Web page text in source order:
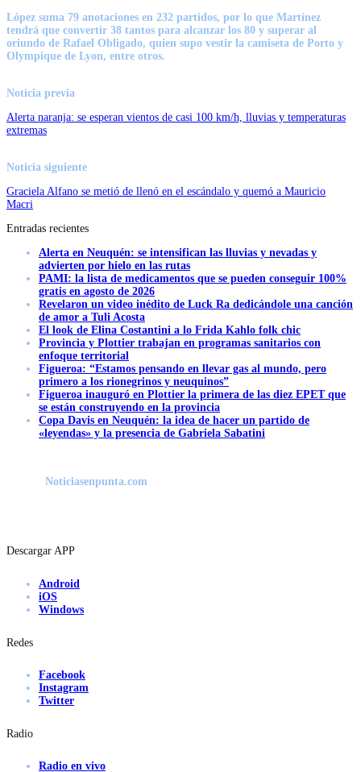
López suma 79 anotaciones en 232 partidos, por lo que Martínez
tendrá que convertir 38 tantos para alcanzar los 80 y superar al
oriundo de Rafael Obligado, quien supo vestir la camiseta de Porto y
Olympique de Lyon, entre otros.
Noticia previa
Alerta naranja: se esperan vientos de casi 100 km/h, lluvias y temperaturas
extremas
Noticia siguiente
Graciela Alfano se metió de llenó en el escándalo y quemó a Mauricio
Macri
Entradas recientes
Alerta en Neuquén: se intensifican las lluvias y nevadas y
advierten por hielo en las rutas
PAMI: la lista de medicamentos que se pueden conseguir 100%
gratis en agosto de 2026
Revelaron un video inédito de Luck Ra dedicándole una canción
de amor a Tuli Acosta
El look de Elina Costantini a lo Frida Kahlo folk chic
Provincia y Plottier trabajan en programas sanitarios con
enfoque territorial
Figueroa: “Estamos pensando en llevar gas al mundo, pero
primero a los rionegrinos y neuquinos”
Figueroa inauguró en Plottier la primera de las diez EPET que
se están construyendo en la provincia
Copa Davis en Neuquén: la idea de hacer un partido de
«leyendas» y la presencia de Gabriela Sabatini
Noticiasenpunta.com
Descargar APP
Android
iOS
Windows
Redes
Facebook
Instagram
Twitter
Radio
Radio en vivo